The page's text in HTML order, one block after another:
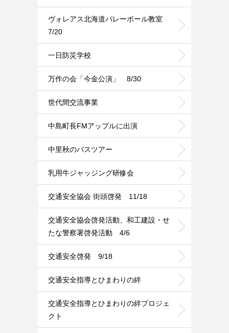
ヴォレアス北海道バレーボール教室
7/20
一日防災学校
万作の会「今金公演」 8/30
世代間交流事業
中島町長FMアップルに出演
中里秋のバスツアー
乳用牛ジャッジング研修会
交通安全協会 街頭啓発 11/18
交通安全協会啓発活動、和工建設・せ
たな警察署啓発活動 4/6
交通安全啓発 9/18
交通安全指導とひまわりの絆
交通安全指導とひまわりの絆プロジェ
クト